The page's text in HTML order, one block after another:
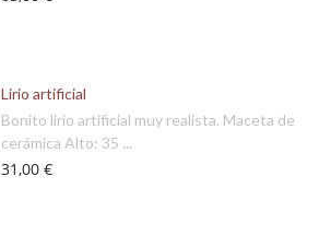
Lirio artificial
Bonito lirio artificial muy realista. Maceta de
cerámica Alto: 35 ...
31,00 €